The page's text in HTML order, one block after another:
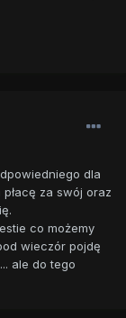
dla
za swój oraz
co możemy
wieczór pojdę
ale do tego